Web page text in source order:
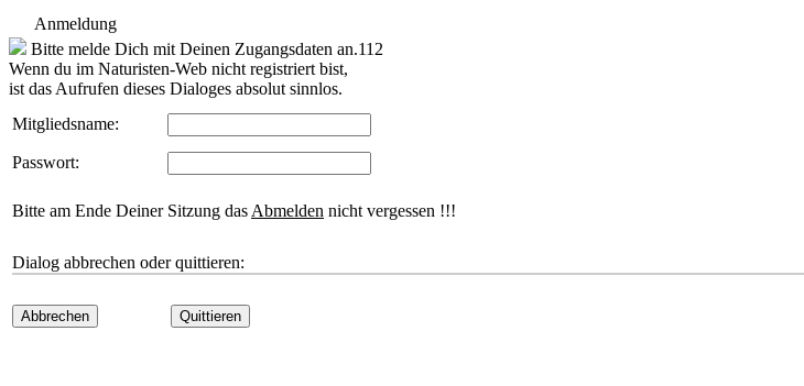
Anmeldung
Bitte melde Dich mit Deinen Zugangsdaten an.112
Wenn du im Naturisten-Web nicht registriert bist,
ist das Aufrufen dieses Dialoges absolut sinnlos.
Mitgliedsname:
Passwort:
Bitte am Ende Deiner Sitzung das Abmelden nicht vergessen !!!
Dialog abbrechen oder quittieren:
Abbrechen Quittieren